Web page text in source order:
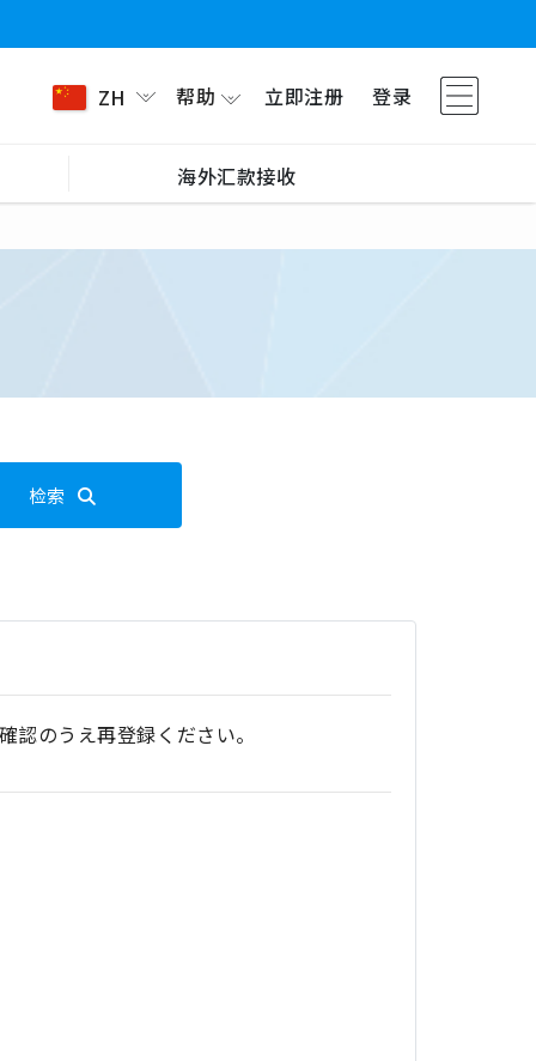
ZH 帮助 立即注册 登录
海外汇款接收
检索
のうえ再登録ください。